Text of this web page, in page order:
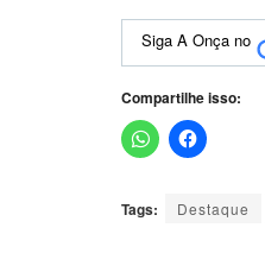
Siga A Onça no
Compartilhe isso:
Tags: Destaque